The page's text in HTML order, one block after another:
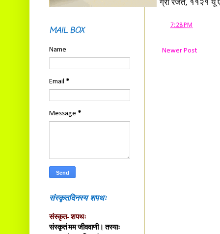
ग्रां रजतं, ११२१ यू
7:28 PM
Newer Post
MAIL BOX
Name
Email *
Message *
संस्कृतदिनस्य शपथः
संस्कृत- शपथः
संस्कृतं मम जीववाणी। तस्याः